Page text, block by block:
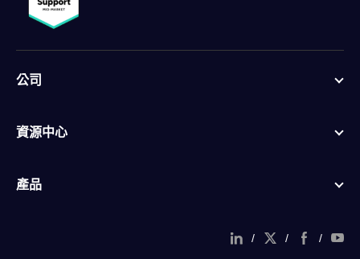
公司
資源中心
產品
/ / /